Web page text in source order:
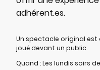
adhérent.es.
Un spectacle original est
joué devant un public.
Quand : Les lundis soirs